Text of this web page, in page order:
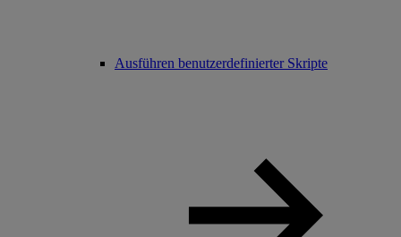
Ausführen benutzerdefinierter Skripte